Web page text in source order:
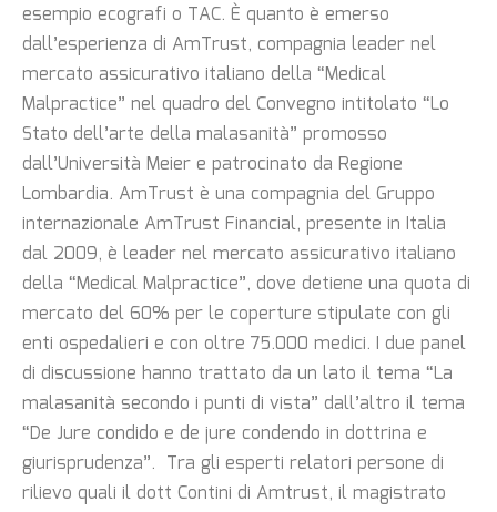
esempio ecografi o TAC. È quanto è emerso
dall’esperienza di AmTrust, compagnia leader nel
mercato assicurativo italiano della “Medical
Malpractice” nel quadro del Convegno intitolato “Lo
Stato dell’arte della malasanità” promosso
dall’Università Meier e patrocinato da Regione
Lombardia. AmTrust è una compagnia del Gruppo
internazionale AmTrust Financial, presente in Italia
dal 2009, è leader nel mercato assicurativo italiano
della “Medical Malpractice”, dove detiene una quota di
mercato del 60% per le coperture stipulate con gli
enti ospedalieri e con oltre 75.000 medici. I due panel
di discussione hanno trattato da un lato il tema “La
malasanità secondo i punti di vista” dall’altro il tema
“De Jure condido e de jure condendo in dottrina e
giurisprudenza”. Tra gli esperti relatori persone di
rilievo quali il dott Contini di Amtrust, il magistrato